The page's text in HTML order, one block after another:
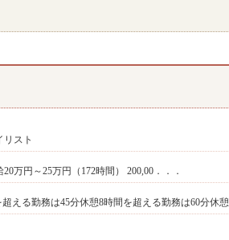
リスト
20万円～25万円（172時間） 200,00．．．
える勤務は45分休憩8時間を超える勤務は60分休憩